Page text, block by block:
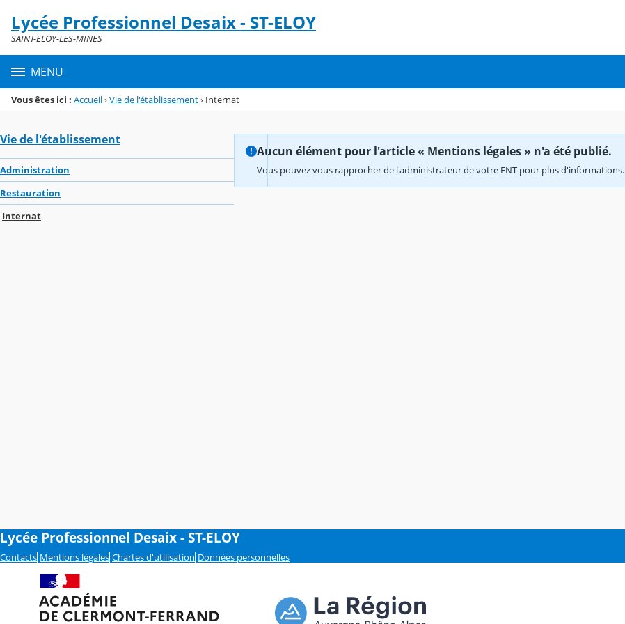
Menu de la rubrique
Contenu
Lycée Professionnel Desaix - ST-ELOY
SAINT-ELOY-LES-MINES
MENU
Vous êtes ici : Accueil›Vie de l'établissement› Internat
Vie de l'établissement
Administration
Restauration
Internat
Aucun élément pour l'article « Mentions légales » n'a été publié.
Vous pouvez vous rapprocher de l'administrateur de votre ENT pour plus d'informations.
Lycée Professionnel Desaix - ST-ELOY
Contacts Mentions légales Chartes d'utilisation Données personnelles